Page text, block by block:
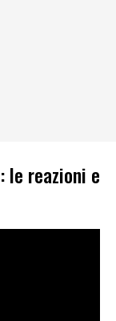
le reazioni e